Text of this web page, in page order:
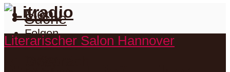
Folgen
Facebook
Menu
Suche
Podcasts
Literarischer Salon Hannover